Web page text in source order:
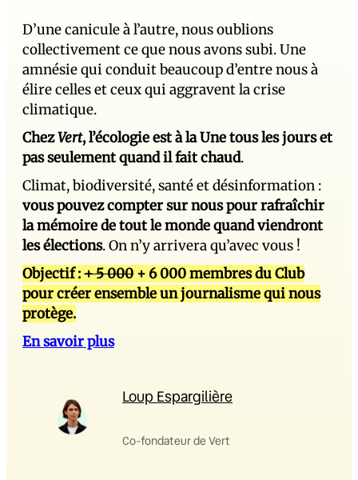
D’une canicule à l’autre, nous oublions
collectivement ce que nous avons subi. Une
amnésie qui conduit beaucoup d’entre nous à
élire celles et ceux qui aggravent la crise
climatique.
ChezVert, l’écologie est à la Une tous les jours et
pas seulement quand il fait chaud.
Climat, biodiversité, santé et désinformation :
vous pouvez compter sur nous pour rafraîchir
la mémoire de tout le monde quand viendront
les élections. On n’y arrivera qu’avec vous !
Objectif :+ 5 000 + 6 000 membres du Club
pour créer ensemble un journalisme qui nous
protège.
En savoir plus
Loup Espargilière
Co-fondateur de Vert